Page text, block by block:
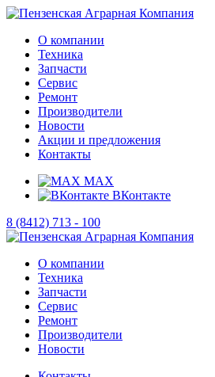
О компании
Техника
Запчасти
Сервис
Ремонт
Производители
Новости
Акции и предложения
Контакты
MAX
ВКонтакте
8 (8412) 713 - 100
О компании
Техника
Запчасти
Сервис
Ремонт
Производители
Новости